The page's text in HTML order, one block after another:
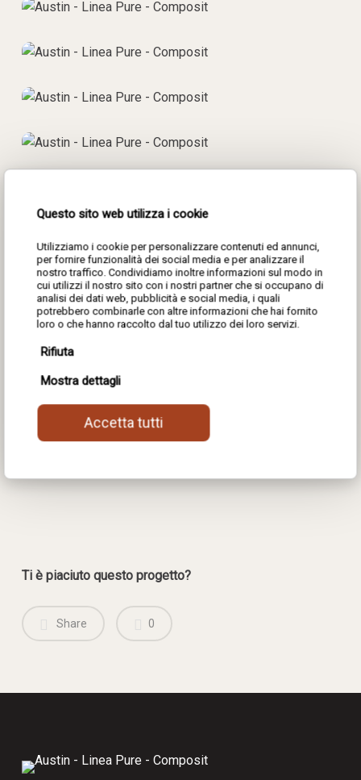
Questo sito web utilizza i cookie
Utilizziamo i cookie per personalizzare contenuti ed annunci,
per fornire funzionalità dei social media e per analizzare il
nostro traffico. Condividiamo inoltre informazioni sul modo in
cui utilizzi il nostro sito con i nostri partner che si occupano di
analisi dei dati web, pubblicità e social media, i quali
potrebbero combinarle con altre informazioni che hai fornito
loro o che hanno raccolto dal tuo utilizzo dei loro servizi.
Rifiuta
Mostra dettagli
Accetta tutti
Ti è piaciuto questo progetto?
Share 0